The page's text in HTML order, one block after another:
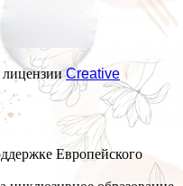
лицензииCreative
Европейского